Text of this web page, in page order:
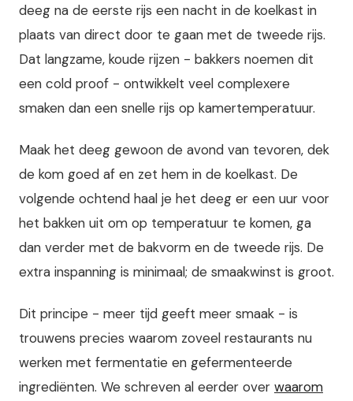
deeg na de eerste rijs een nacht in de koelkast in
plaats van direct door te gaan met de tweede rijs.
Dat langzame, koude rijzen - bakkers noemen dit
een cold proof - ontwikkelt veel complexere
smaken dan een snelle rijs op kamertemperatuur.
Maak het deeg gewoon de avond van tevoren, dek
de kom goed af en zet hem in de koelkast. De
volgende ochtend haal je het deeg er een uur voor
het bakken uit om op temperatuur te komen, ga
dan verder met de bakvorm en de tweede rijs. De
extra inspanning is minimaal; de smaakwinst is groot.
Dit principe - meer tijd geeft meer smaak - is
trouwens precies waarom zoveel restaurants nu
werken met fermentatie en gefermenteerde
ingrediënten. We schreven al eerder over waarom